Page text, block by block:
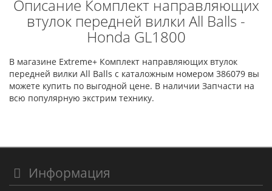
Описание Комплект направляющих
втулок передней вилки All Balls -
Honda GL1800
В магазине Extreme+ Комплект направляющих втулок
передней вилки All Balls с каталожным номером 386079 вы
можете купить по выгодной цене. В наличии Запчасти на
всю популярную экстрим технику.
Информация